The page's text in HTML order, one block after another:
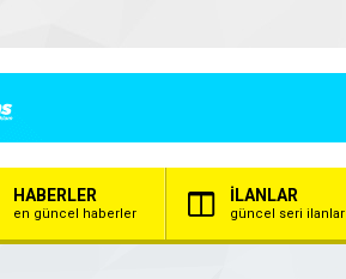
HABERLER
en güncel haberler
İLANLAR
güncel seri ilanlar